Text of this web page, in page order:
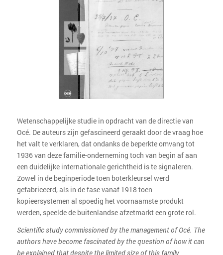
Wetenschappelijke studie in opdracht van de directie van
Océ. De auteurs zijn gefascineerd geraakt door de vraag hoe
het valt te verklaren, dat ondanks de beperkte omvang tot
1936 van deze familie-onderneming toch van begin af aan
een duidelijke internationale gerichtheid is te signaleren.
Zowel in de beginperiode toen boterkleursel werd
gefabriceerd, als in de fase vanaf 1918 toen
kopieersystemen al spoedig het voornaamste produkt
werden, speelde de buitenlandse afzetmarkt een grote rol.
Scientific study commissioned by the management of Océ. The
authors have become fascinated by the question of how it can
be explained that despite the limited size of this family